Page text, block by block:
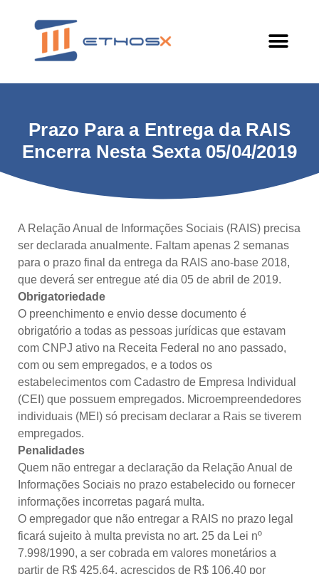
Prazo Para a Entrega da RAIS
Encerra Nesta Sexta 05/04/2019
A Relação Anual de Informações Sociais (RAIS) precisa
ser declarada anualmente. Faltam apenas 2 semanas
para o prazo final da entrega da RAIS ano-base 2018,
que deverá ser entregue até dia 05 de abril de 2019.
Obrigatoriedade
O preenchimento e envio desse documento é
obrigatório a todas as pessoas jurídicas que estavam
com CNPJ ativo na Receita Federal no ano passado,
com ou sem empregados, e a todos os
estabelecimentos com Cadastro de Empresa Individual
(CEI) que possuem empregados. Microempreendedores
individuais (MEI) só precisam declarar a Rais se tiverem
empregados.
Penalidades
Quem não entregar a declaração da Relação Anual de
Informações Sociais no prazo estabelecido ou fornecer
informações incorretas pagará multa.
O empregador que não entregar a RAIS no prazo legal
ficará sujeito à multa prevista no art. 25 da Lei nº
7.998/1990, a ser cobrada em valores monetários a
partir de R$ 425,64, acrescidos de R$ 106,40 por